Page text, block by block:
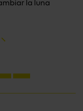
la luna